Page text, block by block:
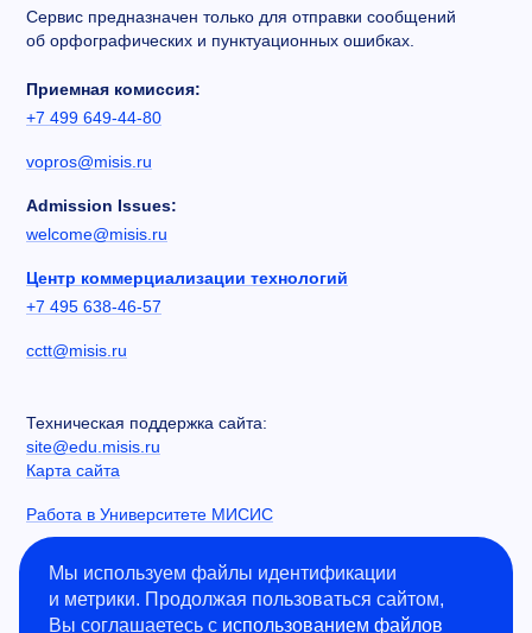
Сервис предназначен только для отправки сообщений
об орфографических и пунктуационных ошибках.
Приемная комиссия:
+7 499 649-44-80
vopros@misis.ru
Admission Issues:
welcome@misis.ru
Центр коммерциализации технологий
+7 495 638-46-57
cctt@misis.ru
Техническая поддержка сайта:
site@edu.misis.ru
Карта сайта
Работа в Университете МИСИС
Сведения об образовательной организации
Информация о закупках
Противодействие коррупции
Мы используем файлы идентификации
и метрики. Продолжая пользоваться сайтом,
Вы соглашаетесь с использованием файлов